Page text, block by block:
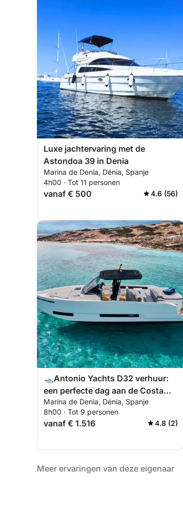
Luxe jachtervaring met de
Astondoa 39 in Denia
Marina de Denia, Dénia, Spanje
4h00 · Tot 11 personen
vanaf € 500 4.6 (56)
🛥️Antonio Yachts D32 verhuur:
een perfecte dag aan de Costa
Blanca
Marina de Denia, Dénia, Spanje
8h00 · Tot 9 personen
vanaf € 1.516 4.8 (2)
Meer ervaringen van deze eigenaar